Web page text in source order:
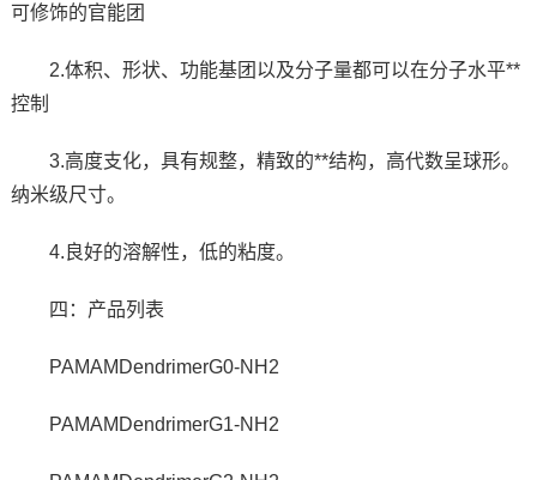
可修饰的官能团
2.体积、形状、功能基团以及分子量都可以在分子水平**
控制
3.高度支化，具有规整，精致的**结构，高代数呈球形。
纳米级尺寸。
4.良好的溶解性，低的粘度。
四：产品列表
PAMAMDendrimerG0-NH2
PAMAMDendrimerG1-NH2